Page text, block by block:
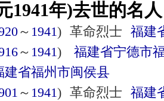
年)去世的名
～ 1941) 革命烈士 福建
～ 1941) 福建省宁德市
建省福州市闽侯县
～ 1941) 革命烈士 福建